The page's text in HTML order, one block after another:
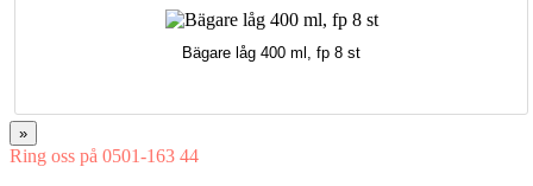
Bägare låg 400 ml, fp 8 st
»
Ring oss på 0501-163 44